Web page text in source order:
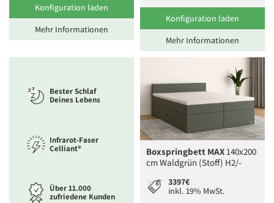
Konfiguration laden
Mehr Informationen
Konfiguration laden
Mehr Informationen
Bester Schlaf
Deines Lebens
Infrarot-Faser
Celliant®
Über 11.000
zufriedene Kunden
Boxspringbett MAX140x200
cm Waldgrün (Stoff) H2/-
3397€
inkl. 19% MwSt.